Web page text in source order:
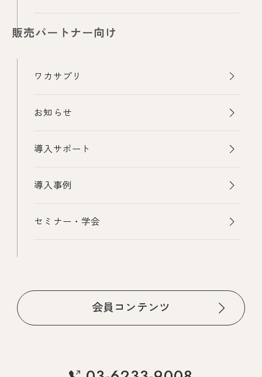
販売パートナー向け
ワカサプリ
お知らせ
導入サポート
導入事例
セミナー・学会
会員コンテンツ